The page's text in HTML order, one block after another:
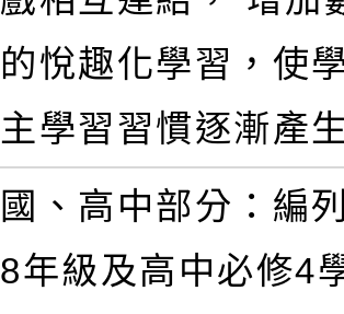
的悅趣化學習，使
主學習習慣逐漸產
國、高中部分：編
8年級及高中必修4